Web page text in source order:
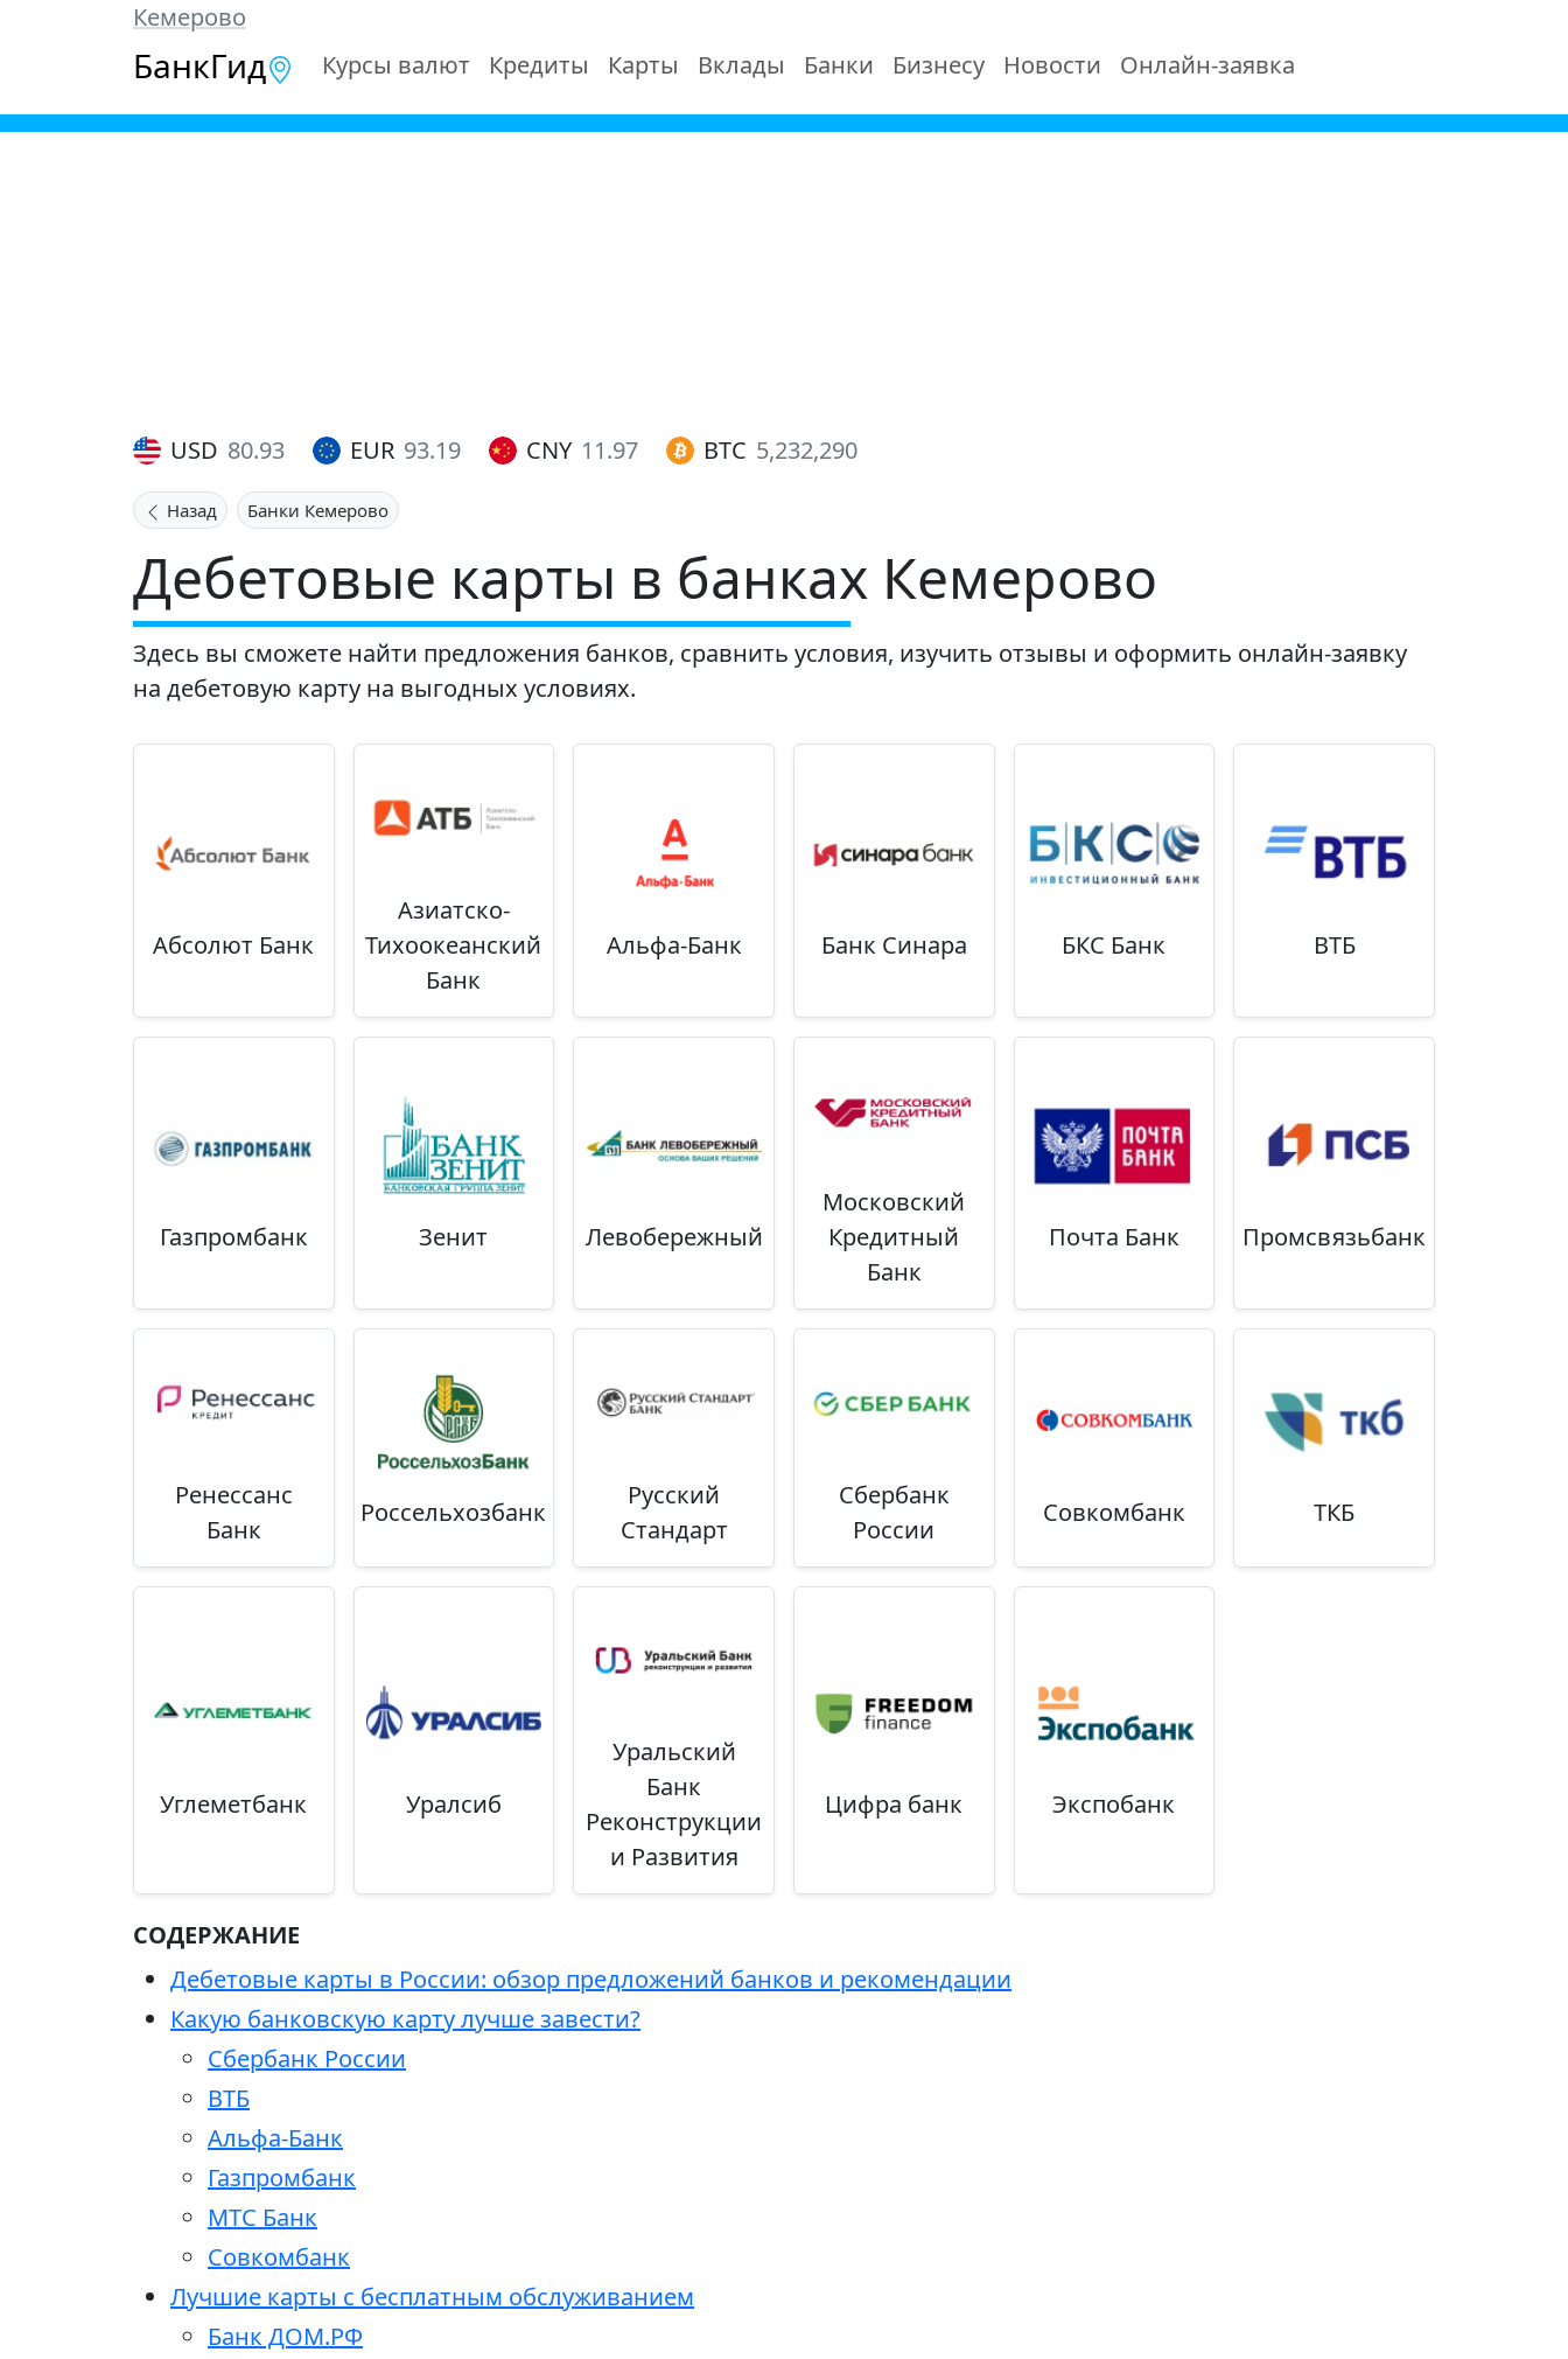
Кемерово
БанкГид Курсы валют Кредиты Карты Вклады Банки Бизнесу Новости Онлайн-заявка
USD 80.93 EUR 93.19 CNY 11.97 BTC 5,232,290
Назад Банки Кемерово
Дебетовые карты в банках Кемерово
Здесь вы сможете найти предложения банков, сравнить условия, изучить отзывы и оформить онлайн-заявку
на дебетовую карту на выгодных условиях.
Абсолют Банк
Азиатско-
Тихоокеанский
Банк
Альфа-Банк Банк Синара БКС Банк ВТБ
Газпромбанк Зенит Левобережный
Московский
Кредитный
Банк
Почта Банк Промсвязьбанк
Ренессанс
Банк
Россельхозбанк
Русский
Стандарт
Сбербанк
России
Совкомбанк ТКБ
Углеметбанк Уралсиб
Уральский
Банк
Реконструкции
и Развития
Цифра банк Экспобанк
СОДЕРЖАНИЕ
Дебетовые карты в России: обзор предложений банков и рекомендации
Какую банковскую карту лучше завести?
Сбербанк России
ВТБ
Альфа-Банк
Газпромбанк
МТС Банк
Совкомбанк
Лучшие карты с бесплатным обслуживанием
Банк ДОМ.РФ